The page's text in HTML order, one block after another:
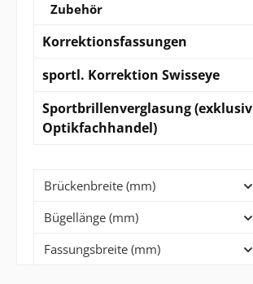
Zubehör
Korrektionsfassungen
sportl. Korrektion Swisseye
Sportbrillenverglasung (exklusiv
Optikfachhandel)
Brückenbreite (mm)
Bügellänge (mm)
Fassungsbreite (mm)